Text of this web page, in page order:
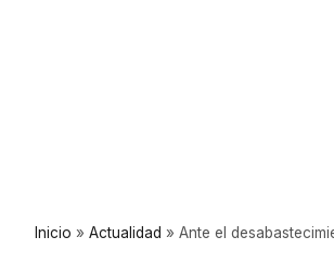
Inicio » Actualidad » Ante el